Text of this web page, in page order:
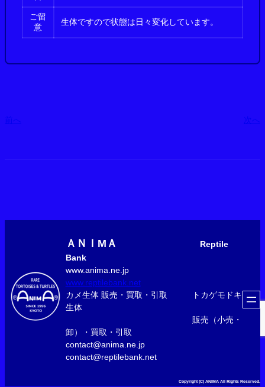
ご留
意
生体ですので状態は日々変化しています。
前へ 次へ
ＡＮＩМＡ
Reptile
Bank
www.anima.ne.jp
www.reptilebank.net
カメ生体 販売・買取・引取 トカゲモドキ
生体
販売（小売・
卸）・買取・引取
contact@anima.ne.jp
contact@reptilebank.net
Copyright (C) ANIMA All Rights Reserved.